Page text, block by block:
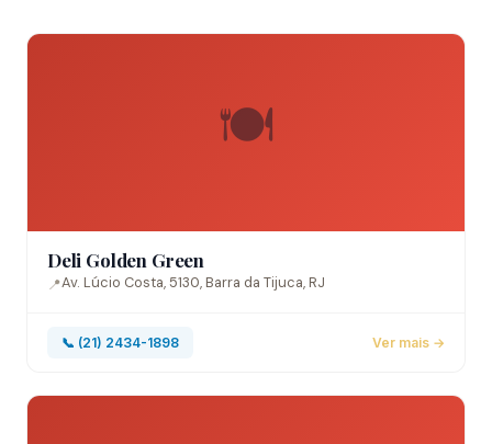
🍽️
Deli Golden Green
📍Av. Lúcio Costa, 5130, Barra da Tijuca, RJ
📞 (21) 2434-1898 Ver mais →